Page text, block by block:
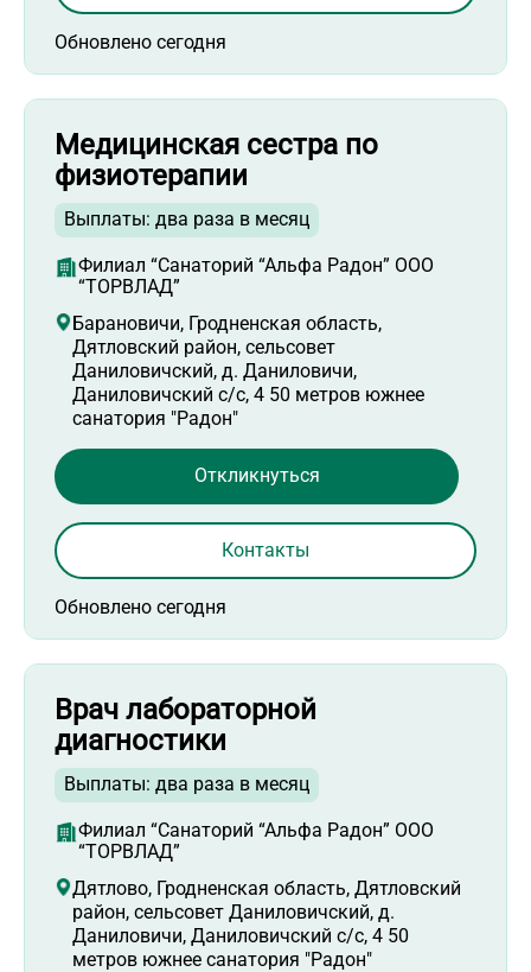
Обновлено сегодня
Медицинская сестра по
физиотерапии
Выплаты: два раза в месяц
Филиал “Санаторий “Альфа Радон” ООО
“ТОРВЛАД”
Барановичи, Гродненская область,
Дятловский район, сельсовет
Даниловичский, д. Даниловичи,
Даниловичский с/с, 4 50 метров южнее
санатория "Радон"
Обновлено сегодня
Откликнуться
Контакты
Врач лабораторной
диагностики
Выплаты: два раза в месяц
Филиал “Санаторий “Альфа Радон” ООО
“ТОРВЛАД”
Дятлово, Гродненская область, Дятловский
район, сельсовет Даниловичский, д.
Даниловичи, Даниловичский с/с, 4 50
метров южнее санатория "Радон"